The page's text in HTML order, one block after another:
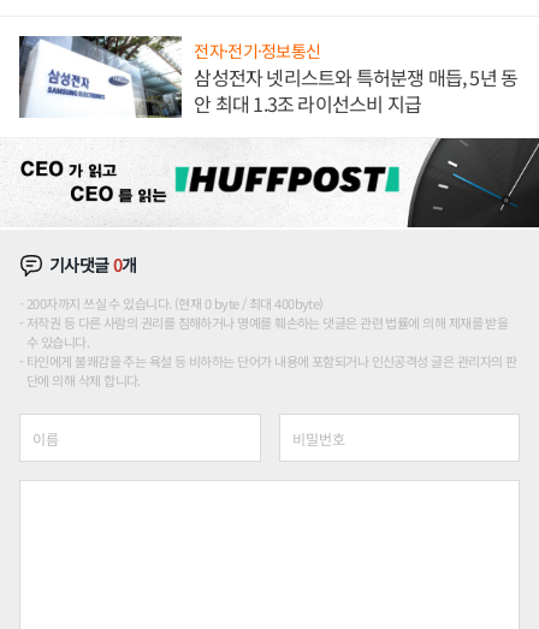
전자·전기·정보통신
삼성전자 넷리스트와 특허분쟁 매듭, 5년 동
안 최대 1.3조 라이선스비 지급
기사댓글0개
200자까지 쓰실 수 있습니다. (현재 0 byte / 최대 400byte)
저작권 등 다른 사람의 권리를 침해하거나 명예를 훼손하는 댓글은 관련 법률에 의해 제재를 받을
수 있습니다.
타인에게 불쾌감을 주는 욕설 등 비하하는 단어가 내용에 포함되거나 인신공격성 글은 관리자의 판
단에 의해 삭제 합니다.